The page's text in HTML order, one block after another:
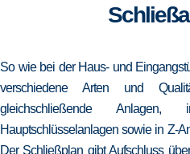
So wie bei der Haus- und
verschiedene Arten und
gleichschließende
Hauptschlüsselanlagen sowie in Z-
Der Schließplan gibt Aufschluss